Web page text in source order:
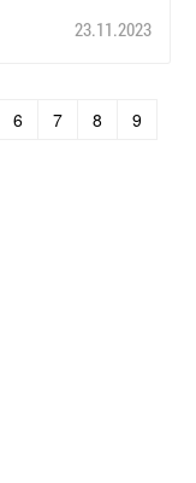
23.11.2023
6 7 8
9